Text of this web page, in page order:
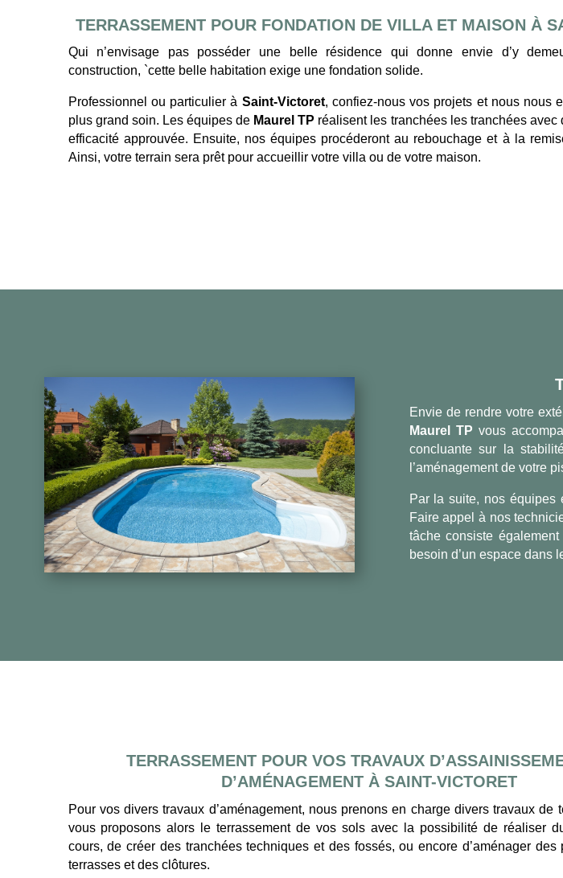
TERRASSEMENT POUR FONDATION DE VILLA ET MAISON À
Qui n’envisage pas posséder une belle résidence qui donne envie d’y
construction, `cette belle habitation exige une fondation solide.
Professionnel ou particulier à Saint-Victoret, confiez-nous vos projets et nous nous
plus grand soin. Les équipes de Maurel TP réalisent les tranchées les tranchées avec
efficacité approuvée. Ensuite, nos équipes procéderont au rebouchage et à la
Ainsi, votre terrain sera prêt pour accueillir votre villa ou de votre maison.
Envie de rendre votre
Maurel TP vous
concluante sur la
l’aménagement de votre
Par la suite, nos équipes
Faire appel à nos
tâche consiste
besoin d’un espace dans
TERRASSEMENT POUR VOS TRAVAUX
D’AMÉNAGEMENT À SAINT-VICTORET
Pour vos divers travaux d’aménagement, nous prenons en charge divers travaux de
vous proposons alors le terrassement de vos sols avec la possibilité de réaliser
cours, de créer des tranchées techniques et des fossés, ou encore d’aménager
terrasses et des clôtures.